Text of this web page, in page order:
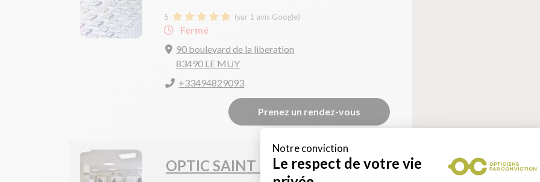
5 (sur 1 avis Google)
Fermé
90 boulevard de la liberation
83490 LE MUY
+33494829093
Prenez un rendez-vous
OPTIC SAINT LEGER
Notre conviction
Le respect de votre vie